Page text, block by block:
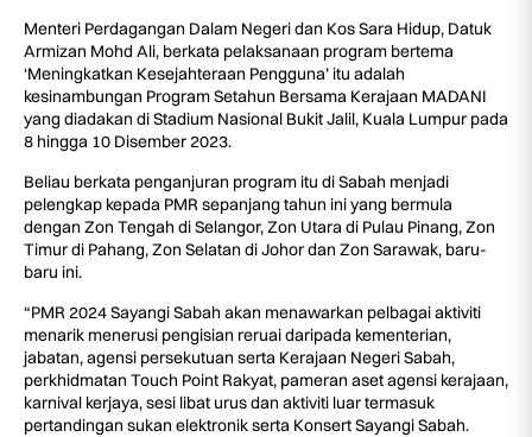
Menteri Perdagangan Dalam Negeri dan Kos Sara Hidup, Datuk
Armizan Mohd Ali, berkata pelaksanaan program bertema
‘Meningkatkan Kesejahteraan Pengguna’ itu adalah
kesinambungan Program Setahun Bersama Kerajaan MADANI
yang diadakan di Stadium Nasional Bukit Jalil, Kuala Lumpur pada
8 hingga 10 Disember 2023.
Beliau berkata penganjuran program itu di Sabah menjadi
pelengkap kepada PMR sepanjang tahun ini yang bermula
dengan Zon Tengah di Selangor, Zon Utara di Pulau Pinang, Zon
Timur di Pahang, Zon Selatan di Johor dan Zon Sarawak, baru-
baru ini.
“PMR 2024 Sayangi Sabah akan menawarkan pelbagai aktiviti
menarik menerusi pengisian reruai daripada kementerian,
jabatan, agensi persekutuan serta Kerajaan Negeri Sabah,
perkhidmatan Touch Point Rakyat, pameran aset agensi kerajaan,
karnival kerjaya, sesi libat urus dan aktiviti luar termasuk
pertandingan sukan elektronik serta Konsert Sayangi Sabah.